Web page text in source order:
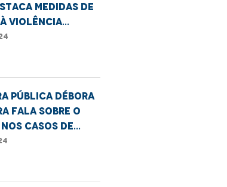
medidas de
violência
pública Débora
fala sobre o
casos de